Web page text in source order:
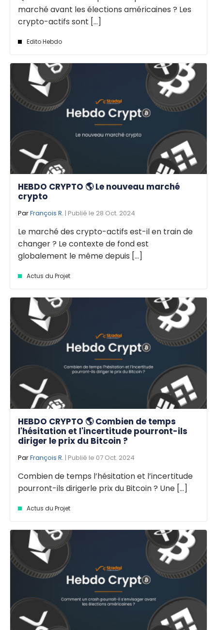
marché avant les élections américaines ? Les
crypto-actifs sont [...]
Edito Hebdo
HEBDO CRYPTO 🌎 Le nouveau marché
crypto
ParFrançois R. | Publié le 28 Oct. 2024
Le marché des crypto-actifs est-il en train de
changer ? Le contexte de fond est
globalement le même depuis [...]
Actus du Projet
HEBDO CRYPTO 🌎 Combien de temps
l'hésitation et l'incertitude pourront-ils
diriger le prix du Bitcoin ?
ParFrançois R. | Publié le 07 Oct. 2024
Combien de temps l’hésitation et l’incertitude
pourront-ils dirigerle prix du Bitcoin ? Une [...]
Actus du Projet